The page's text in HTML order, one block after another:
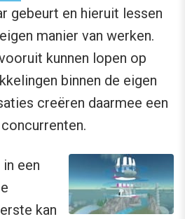
gebeurt en hieruit lessen
manier van werken.
kunnen lopen op
binnen de eigen
creëren daarmee een
een
kan